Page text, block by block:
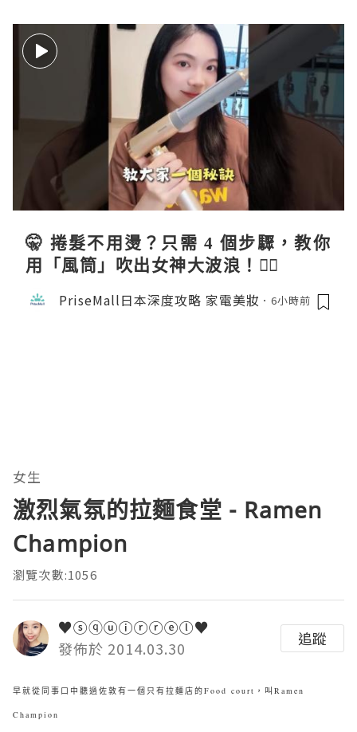
🤫 捲髮不用燙？只需 4 個步驟，教你
用「風筒」吹出女神大波浪！💇‍♀️
PriseMall日本深度攻略 家電美妝 6小時前
女生
激烈氣氛的拉麵食堂 - Ramen
Champion
瀏覽次數:1056
♥ⓢⓠⓤⓘⓡⓡⓔⓛ♥
發佈於 2014.03.30
追蹤
早就從同事口中聽過佐敦有一個只有拉麵店的Food court，叫Ramen
Champion